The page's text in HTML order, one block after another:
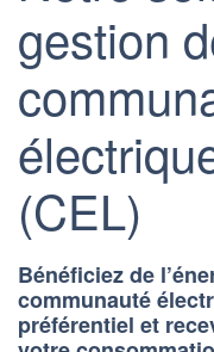
gestion
(CEL)
Bénéficiez de
communauté
préférentiel et